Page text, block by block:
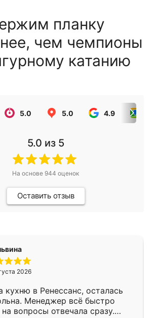
планку
чем чемпионы
катанию
5.0 5.0 4.9
5.0 из 5
На основе 944 оценок
Оставить отзыв
2026
кухню в Ренессанс, осталась
Менеджер всё быстро
на вопросы отвечала сразу.